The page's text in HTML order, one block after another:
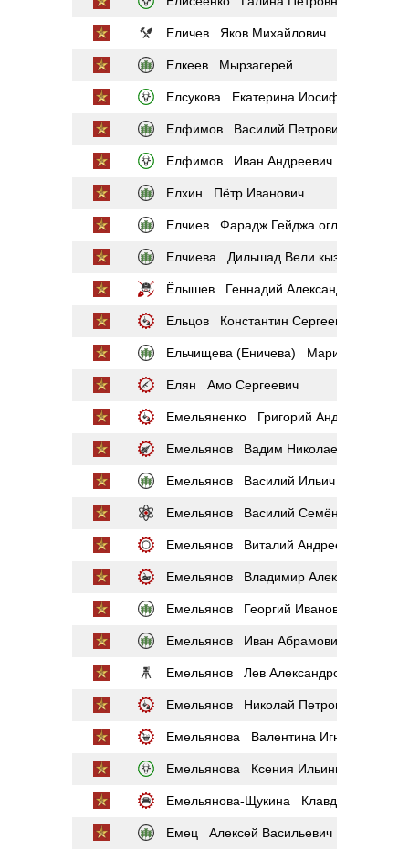
Еличев Яков Михайлович
Елкеев Мырзагерей
Елсукова Екатерина Иосифовна
Елфимов Василий Петрович
Елфимов Иван Андреевич
Елхин Пётр Иванович
Елчиев Фарадж Гейджа оглы
Елчиева Дильшад Вели кызы
Ёлышев Геннадий Александрович
Ельцов Константин Сергеевич
Ельчищева (Еничева) Мария Павловна
Елян Амо Сергеевич
Емельяненко Григорий Андреевич
Емельянов Вадим Николаевич
Емельянов Василий Ильич
Емельянов Василий Семёнович
Емельянов Виталий Андреевич
Емельянов Владимир Александрович
Емельянов Георгий Иванович
Емельянов Иван Абрамович
Емельянов Лев Александрович
Емельянов Николай Петрович
Емельянова Валентина Игнатьевна
Емельянова Ксения Ильинична
Емельянова-Щукина Клавдия
Емец Алексей Васильевич